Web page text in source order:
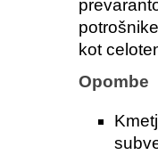
kot
Opombe